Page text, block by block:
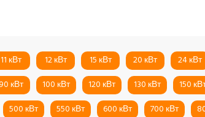
11 кВт 12 кВт 15 кВт 20 кВт 24 кВт
90 кВт 100 кВт 120 кВт 130 кВт 150
500 кВт 550 кВт 600 кВт 700 кВт